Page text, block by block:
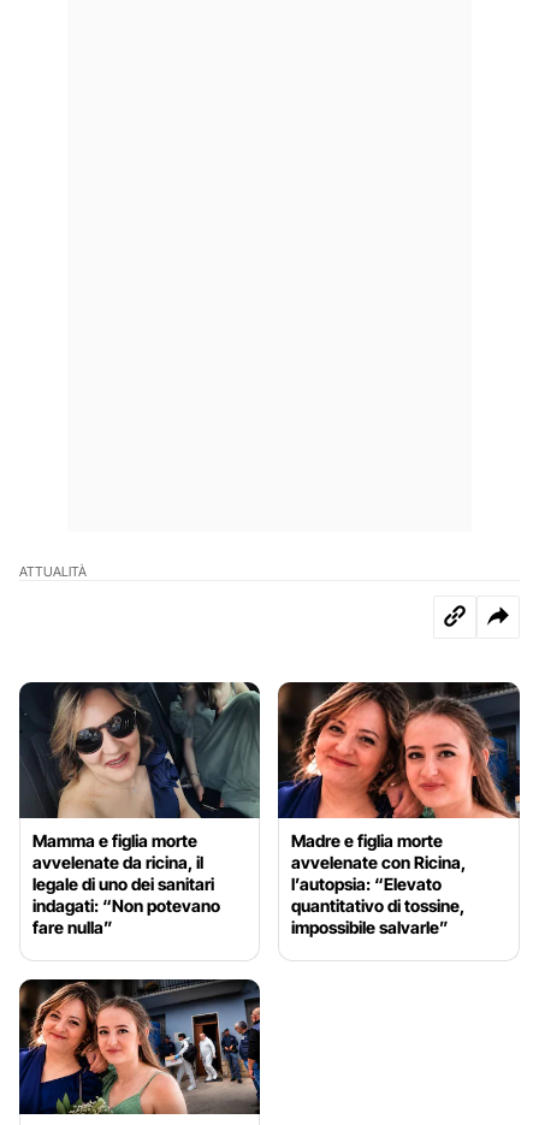
ATTUALITÀ
Mamma e figlia morte
avvelenate da ricina, il
legale di uno dei sanitari
indagati: “Non potevano
fare nulla”
Madre e figlia morte
avvelenate con Ricina,
l’autopsia: “Elevato
quantitativo di tossine,
impossibile salvarle”